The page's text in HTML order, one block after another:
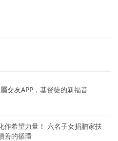
交友APP，基督徒的新福音
作希望力量！ 六名子女捐贈家扶
善的循環